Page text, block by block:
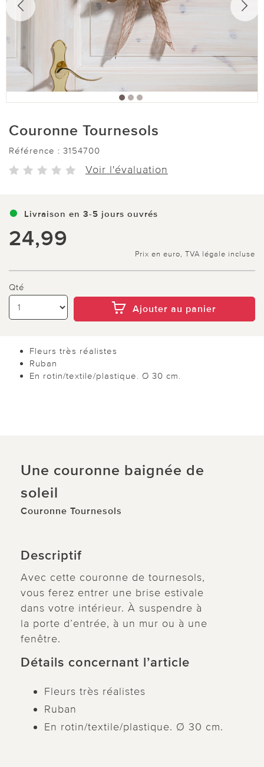
Couronne Tournesols
Référence : 3154700
Voir l'évaluation
Livraison en 3-5 jours ouvrés
24,99
Prix en euro, TVA légale incluse
Qté
Ajouter au panier
Fleurs très réalistes
Ruban
En rotin/textile/plastique. Ø 30 cm.
Une couronne baignée de
soleil
Couronne Tournesols
Descriptif
Avec cette couronne de tournesols,
vous ferez entrer une brise estivale
dans votre intérieur. À suspendre à
la porte d’entrée, à un mur ou à une
fenêtre.
Détails concernant l’article
Fleurs très réalistes
Ruban
En rotin/textile/plastique. Ø 30 cm.